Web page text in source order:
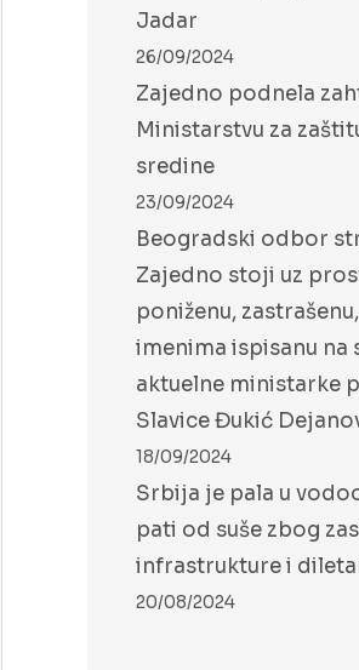
Jadar
26/09/2024
Zajedno podnela
Ministarstvu za
sredine
23/09/2024
Beogradski odbor
Zajedno stoji uz
poniženu,
imenima ispisanu na
aktuelne ministarke
Slavice Đukić
18/09/2024
Srbija je pala u
pati od suše zbog
infrastrukture i
20/08/2024